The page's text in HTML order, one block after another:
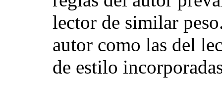
lector de similar
autor como las del
de estilo